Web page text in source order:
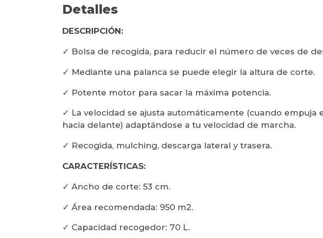
Detalles
DESCRIPCIÓN:
✓ Bolsa de recogida, para reducir el número de veces de
✓ Mediante una palanca se puede elegir la altura de corte.
✓ Potente motor para sacar la máxima potencia.
✓ La velocidad se ajusta automáticamente (cuando empuja
hacia delante) adaptándose a tu velocidad de marcha.
✓ Recogida, mulching, descarga lateral y trasera.
CARACTERÍSTICAS:
✓ Ancho de corte: 53 cm.
✓ Área recomendada: 950 m2.
✓ Capacidad recogedor: 70 L.